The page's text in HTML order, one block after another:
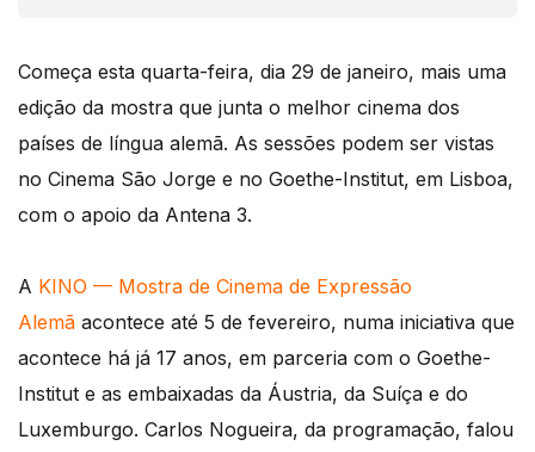
Começa esta quarta-feira, dia 29 de janeiro, mais uma
edição da mostra que junta o melhor cinema dos
países de língua alemã. As sessões podem ser vistas
no Cinema São Jorge e no Goethe-Institut, em Lisboa,
com o apoio da Antena 3.
A KINO — Mostra de Cinema de Expressão
Alemã acontece até 5 de fevereiro, numa iniciativa que
acontece há já 17 anos, em parceria com o Goethe-
Institut e as embaixadas da Áustria, da Suíça e do
Luxemburgo. Carlos Nogueira, da programação, falou